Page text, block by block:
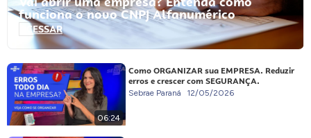
funciona o novo CNPJ Alfanumérico
ACESSAR
06:24
Como ORGANIZAR sua EMPRESA. Reduzir
erros e crescer com SEGURANÇA.
Sebrae Paraná 12/05/2026